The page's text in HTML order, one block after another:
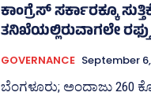
ಕಾಂಗ್ರೆಸ್‌ ಸರ್ಕಾರಕ್ಕೂ
ತನಿಖೆಯಲ್ಲಿರುವಾಗಲೇ
GOVERNANCE September
ಬೆಂಗಳೂರು; ಅಂದಾಜು 260